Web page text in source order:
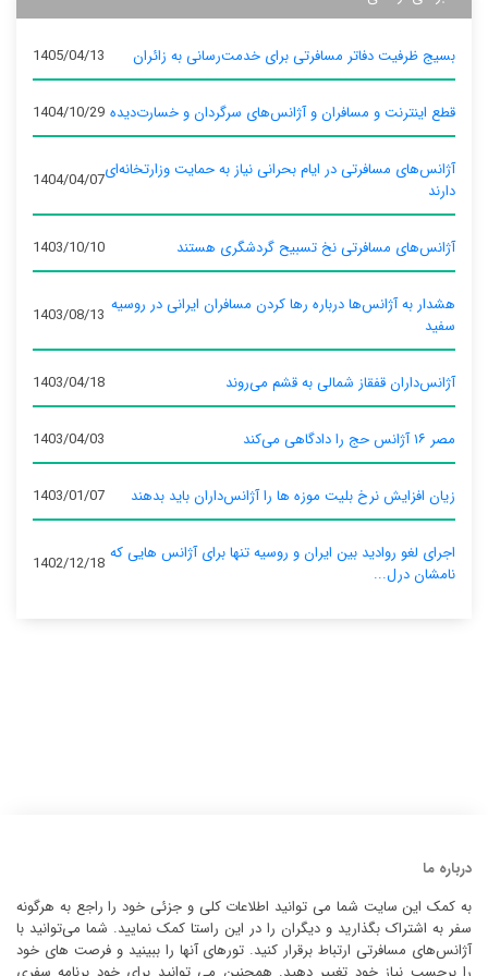
بسیج ظرفیت دفاتر مسافرتی برای خدمت‌رسانی به زائران 1405/04/13
قطع اینترنت و مسافران و آژانس‌های سرگردان و خسارت‌دیده 1404/10/29
آژانس‌های مسافرتی در ایام بحرانی نیاز به حمایت وزارتخانه‌ای
دارند
1404/04/07
آژانس‌های مسافرتی نخ تسبیح گردشگری هستند 1403/10/10
هشدار به آژانس‌ها درباره رها کردن مسافران ایرانی در روسیه
سفید
1403/08/13
آژانس‌داران قفقاز شمالی به قشم می‌روند 1403/04/18
مصر ۱۶ آژانس حج را دادگاهی می‌کند 1403/04/03
زیان افزایش نرخ بلیت موزه ها را آژانس‌داران باید بدهند 1403/01/07
اجرای لغو روادید بین ایران و روسیه تنها برای آژانس‌ هایی که
نامشان درل...
1402/12/18
درباره ما
به کمک این سایت شما می توانید اطلاعات کلی و جزئی خود را راجع به هرگونه
سفر به اشتراک بگذارید و دیگران را در این راستا کمک نمایید. شما می‌توانید با
آژانس‌های مسافرتی ارتباط برقرار کنید. تورهای آنها را ببینید و فرصت های خود